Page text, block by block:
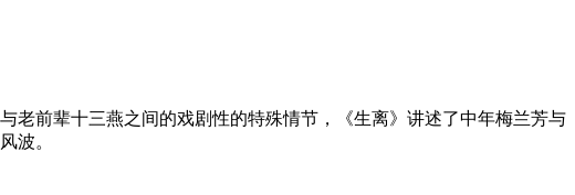
老前辈十三燕之间的戏剧性的特殊情节，《生离》讲述了中年梅兰芳与
波。